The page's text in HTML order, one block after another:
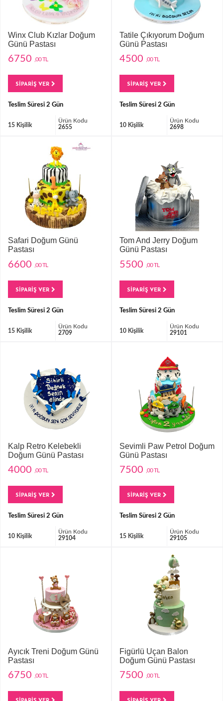
Winx Club Kızlar Doğum
Günü Pastası
6750 ,00 TL
SİPARİŞ VER
Teslim Süresi 2 Gün
15 Kişilik
Ürün Kodu
2655
Tatile Çıkıyorum Doğum
Günü Pastası
4500 ,00 TL
SİPARİŞ VER
Teslim Süresi 2 Gün
10 Kişilik
Ürün Kodu
2698
Safari Doğum Günü
Pastası
6600 ,00 TL
SİPARİŞ VER
Teslim Süresi 2 Gün
15 Kişilik
Ürün Kodu
2709
Tom And Jerry Doğum
Günü Pastası
5500 ,00 TL
SİPARİŞ VER
Teslim Süresi 2 Gün
10 Kişilik
Ürün Kodu
29101
Kalp Retro Kelebekli
Doğum Günü Pastası
4000 ,00 TL
SİPARİŞ VER
Teslim Süresi 2 Gün
10 Kişilik
Ürün Kodu
29104
Sevimli Paw Petrol Doğum
Günü Pastası
7500 ,00 TL
SİPARİŞ VER
Teslim Süresi 2 Gün
15 Kişilik
Ürün Kodu
29105
Ayıcık Treni Doğum Günü
Pastası
6750 ,00 TL
Figürlü Uçan Balon
Doğum Günü Pastası
7500 ,00 TL